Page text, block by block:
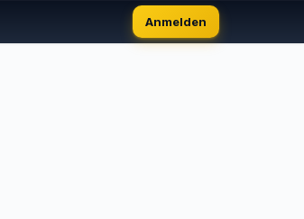
Anmelden